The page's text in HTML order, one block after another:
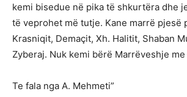
kemi bisedue në pika të shkurtëra dhe
të veprohet më tutje. Kane marrë pjesë
Krasniqit, Demaçit, Xh. Halitit, Shaban
Zyberaj. Nuk kemi bërë Marrëveshje
Te fala nga A. Mehmeti”